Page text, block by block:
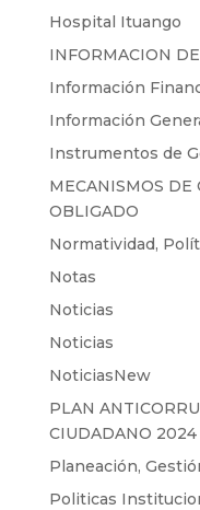
Hospital Ituango
INFORMACION
Información
Información
Instrumentos de
MECANISMOS DE
OBLIGADO
Normatividad,
Notas
Noticias
Noticias
NoticiasNew
PLAN
CIUDADANO 2024
Planeación,
Politicas